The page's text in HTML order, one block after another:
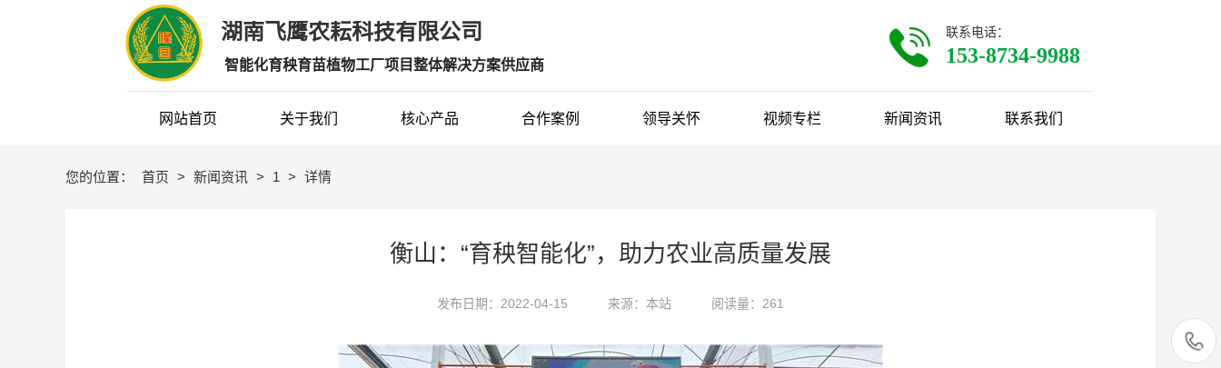
网站首页 关于我们 核心产品 合作案例 领导关怀 视频专栏 新闻资讯 联系我们
联系电话：
153-8734-9988
智能化育秧育苗植物工厂项目整体解决方案供应商
湖南飞鹰农耘科技有限公司
您的位置： 首页 > 新闻资讯 > 1 > 详情
衡山：“育秧智能化”，助力农业高质量发展
发布日期：2022-04-15 来源：本站 阅读量：261